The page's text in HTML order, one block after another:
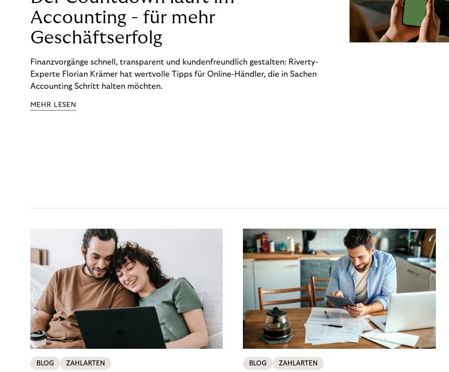
Accounting - für mehr
Geschäftserfolg
Finanzvorgänge schnell, transparent und kundenfreundlich gestalten: Riverty-
Experte Florian Krämer hat wertvolle Tipps für Online-Händler, die in Sachen
Accounting Schritt halten möchten.
MEHR LESEN
BLOG ZAHLARTEN BLOG ZAHLARTEN